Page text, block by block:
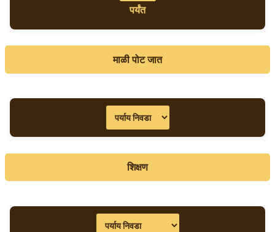
पर्यंत
माळी पोट जात
शिक्षण